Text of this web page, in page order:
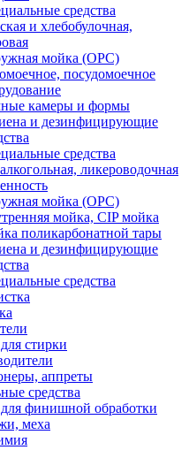
средства
и хлебобулочная,
мойка (ОРС)
посудомоечное
камеры и формы
и дезинфицирующие
средства
ликероводочная
мойка (ОРС)
мойка, CIP мойка
поликарбонатной тары
и дезинфицирующие
средства
стирки
аппреты
средства
финишной обработки
меха